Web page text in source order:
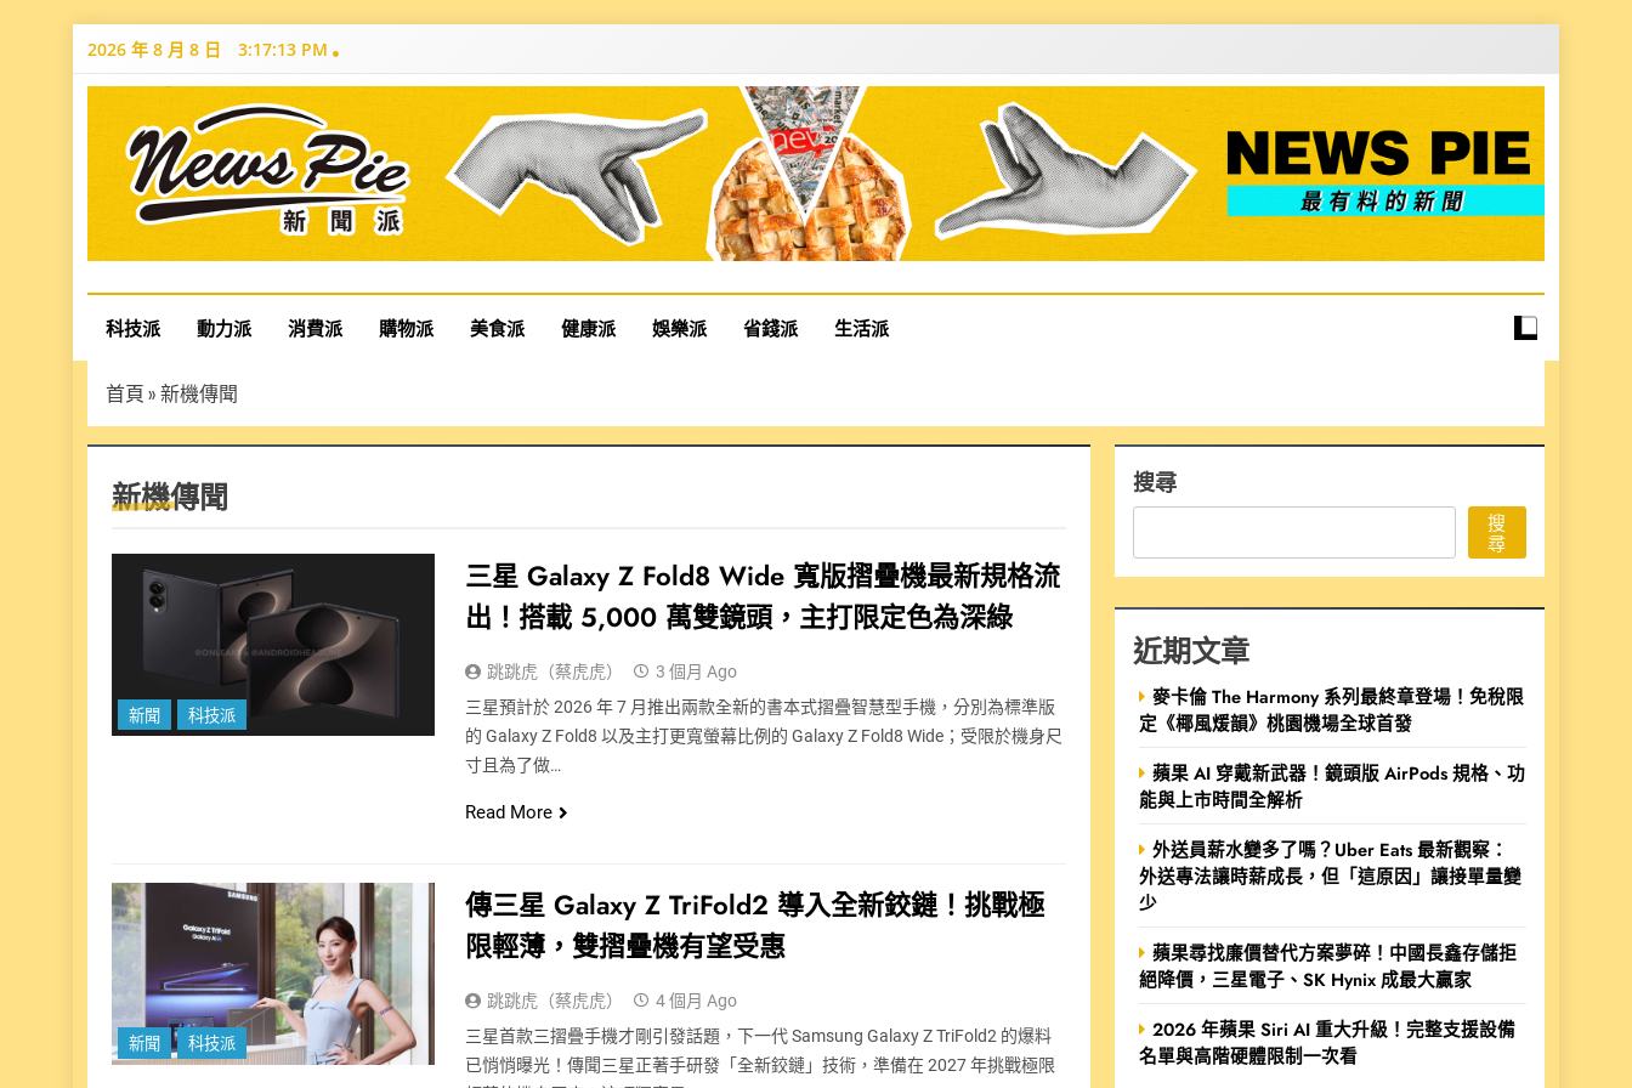
Skip
2026 年 8 月 8 日 3:17:14 PM
News Pie
最有料的新聞
科技派 動力派 消費派 購物派 美食派 健康派 娛樂派 省錢派 生活派
首頁 » 新機傳聞
新機傳聞
新聞 科技派
三星 Galaxy Z Fold8 Wide 寬版摺疊機最新規格流
出！搭載 5,000 萬雙鏡頭，主打限定色為深綠
跳跳虎（蔡虎虎）
3 個月 Ago
三星預計於 2026 年 7 月推出兩款全新的書本式摺疊智慧型手機，分別為標準版
的 Galaxy Z Fold8 以及主打更寬螢幕比例的 Galaxy Z Fold8 Wide；受限於機身尺
寸且為了做…
Read More
新聞 科技派
傳三星 Galaxy Z TriFold2 導入全新鉸鏈！挑戰極
限輕薄，雙摺疊機有望受惠
跳跳虎（蔡虎虎）
4 個月 Ago
三星首款三摺疊手機才剛引發話題，下一代 Samsung Galaxy Z TriFold2 的爆料
已悄悄曝光！傳聞三星正著手研發「全新鉸鏈」技術，準備在 2027 年挑戰極限
搜尋
搜
尋
近期文章
麥卡倫 The Harmony 系列最終章登場！免稅限
定《椰風煖韻》桃園機場全球首發
蘋果 AI 穿戴新武器！鏡頭版 AirPods 規格、功
能與上市時間全解析
外送員薪水變多了嗎？Uber Eats 最新觀察：
外送專法讓時薪成長，但「這原因」讓接單量變
少
蘋果尋找廉價替代方案夢碎！中國長鑫存儲拒
絕降價，三星電子、SK Hynix 成最大贏家
2026 年蘋果 Siri AI 重大升級！完整支援設備
名單與高階硬體限制一次看